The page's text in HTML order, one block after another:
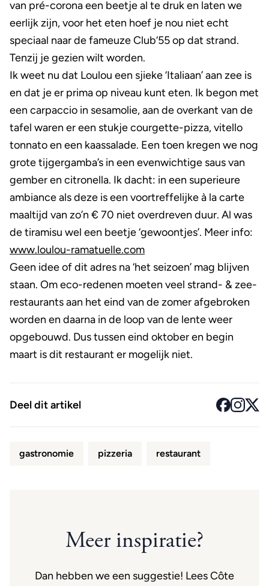
van pré-corona een beetje al te druk en laten we
eerlijk zijn, voor het eten hoef je nou niet echt
speciaal naar de fameuze Club‘55 op dat strand.
Tenzij je gezien wilt worden.
Ik weet nu dat Loulou een sjieke ‘Italiaan’ aan zee is
en dat je er prima op niveau kunt eten. Ik begon met
een carpaccio in sesamolie, aan de overkant van de
tafel waren er een stukje courgette-pizza, vitello
tonnato en een kaassalade. Een toen kregen we nog
grote tijgergamba’s in een evenwichtige saus van
gember en citronella. Ik dacht: in een superieure
ambiance als deze is een voortreffelijke à la carte
maaltijd van zo’n € 70 niet overdreven duur. Al was
de tiramisu wel een beetje ‘gewoontjes’. Meer info:
www.loulou-ramatuelle.com
Geen idee of dit adres na ‘het seizoen’ mag blijven
staan. Om eco-redenen moeten veel strand- & zee-
restaurants aan het eind van de zomer afgebroken
worden en daarna in de loop van de lente weer
opgebouwd. Dus tussen eind oktober en begin
maart is dit restaurant er mogelijk niet.
Deel dit artikel
gastronomie pizzeria restaurant
Meer inspiratie?
Dan hebben we een suggestie! Lees Côte